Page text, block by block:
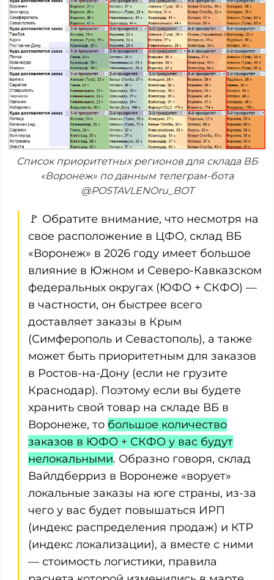
Список приоритетных регионов для склада ВБ
«Воронеж» по данным телеграм-бота
@POSTAVLENOru_BOT
🚩 Обратите внимание, что несмотря на
свое расположение в ЦФО, склад ВБ
«Воронеж» в 2026 году имеет большое
влияние в Южном и Северо-Кавказском
федеральных округах (ЮФО + СКФО) —
в частности, он быстрее всего
доставляет заказы в Крым
(Симферополь и Севастополь), а также
может быть приоритетным для заказов
в Ростов-на-Дону (если не грузите
Краснодар). Поэтому если вы будете
хранить свой товар на складе ВБ в
Воронеже, то большое количество
заказов в ЮФО + СКФО у вас будут
нелокальными. Образно говоря, склад
Вайлдберриз в Воронеже «ворует»
локальные заказы на юге страны, из-за
чего у вас будет повышаться ИРП
(индекс распределения продаж) и КТР
(индекс локализации), а вместе с ними
— стоимость логистики, правила